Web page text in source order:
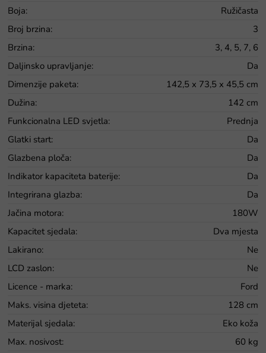
Boja:
Ružičasta
Broj brzina:
3
Brzina:
3, 4, 5, 7, 6
Daljinsko upravljanje:
Da
Dimenzije paketa:
142,5 x 73,5 x 45,5 cm
Dužina:
142 cm
Funkcionalna LED svjetla:
Prednja
Glatki start:
Da
Glazbena ploča:
Da
Indikator kapaciteta baterije:
Da
Integrirana glazba:
Da
Jačina motora:
180W
Kapacitet sjedala:
Dva mjesta
Lakirano:
Ne
LCD zaslon:
Ne
Licence - marka:
Ford
Maks. visina djeteta:
128 cm
Materijal sjedala:
Eko koža
Max. nosivost:
60 kg